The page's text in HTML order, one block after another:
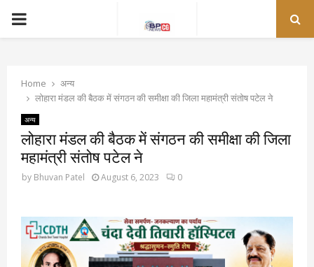
PRIMARY
Home
अन्य
लोहारा मंडल की बैठक में संगठन की समीक्षा की जिला महामंत्री संतोष पटेल ने
अन्य
लोहारा मंडल की बैठक में संगठन की समीक्षा की जिला
महामंत्री संतोष पटेल ने
by Bhuvan Patel August 6, 2023 0